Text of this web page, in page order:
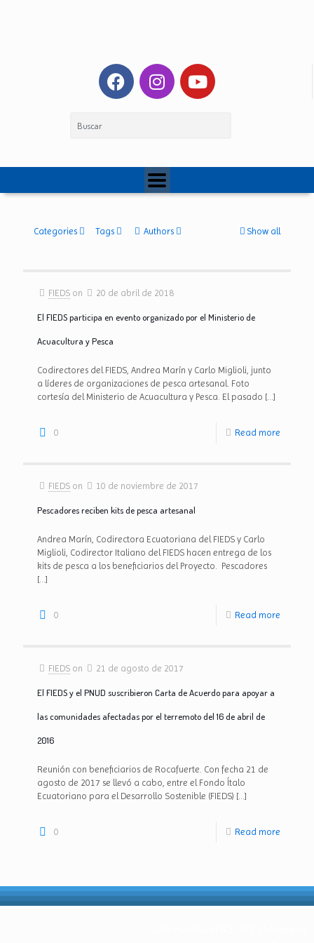
Categories Tags Authors Show all
FIEDS on 20 de abril de 2018
El FIEDS participa en evento organizado por el Ministerio de
Acuacultura y Pesca
Codirectores del FIEDS, Andrea Marín y Carlo Miglioli, junto
a líderes de organizaciones de pesca artesanal. Foto
cortesía del Ministerio de Acuacultura y Pesca. El pasado […]
0 Read more
FIEDS on 10 de noviembre de 2017
Pescadores reciben kits de pesca artesanal
Andrea Marín, Codirectora Ecuatoriana del FIEDS y Carlo
Miglioli, Codirector Italiano del FIEDS hacen entrega de los
kits de pesca a los beneficiarios del Proyecto. Pescadores
[…]
0 Read more
FIEDS on 21 de agosto de 2017
El FIEDS y el PNUD suscribieron Carta de Acuerdo para apoyar a
las comunidades afectadas por el terremoto del 16 de abril de
2016
Reunión con beneficiarios de Rocafuerte. Con fecha 21 de
agosto de 2017 se llevó a cabo, entre el Fondo Ítalo
Ecuatoriano para el Desarrollo Sostenible (FIEDS) […]
0 Read more